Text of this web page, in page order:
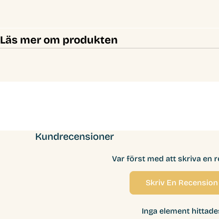
Läs mer om produkten
Kundrecensioner
Var först med att skriva en
Skriv En Recension
Inga element